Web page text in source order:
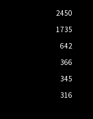
2450
1735
642
366
345
316